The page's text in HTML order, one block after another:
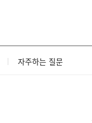
자주하는 질문